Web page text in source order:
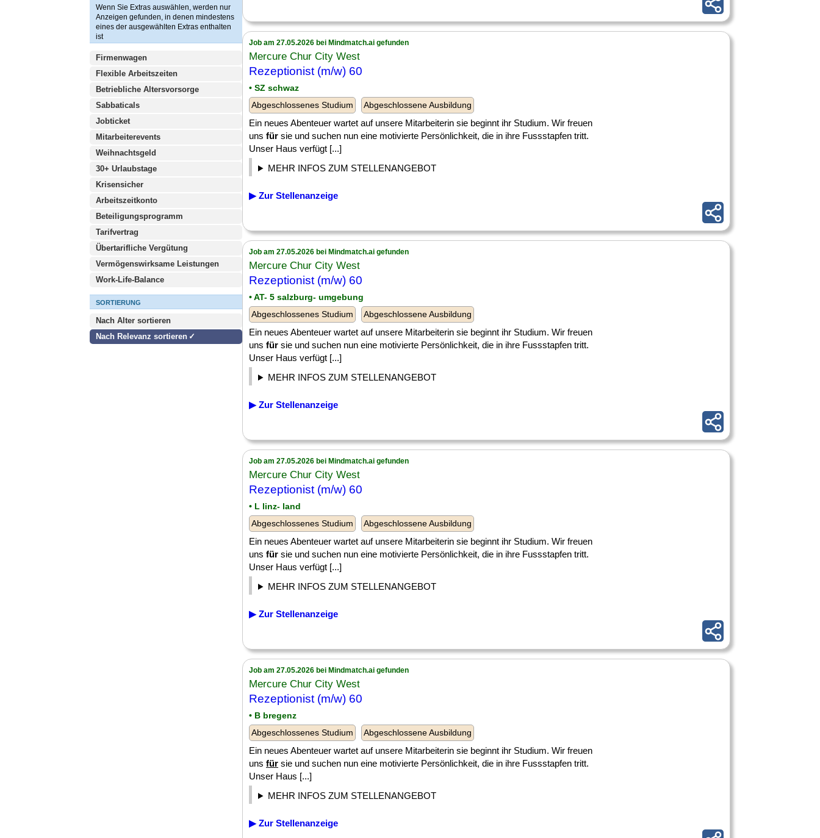
Wenn Sie Extras auswählen, werden nur
Anzeigen gefunden, in denen mindestens
eines der ausgewählten Extras enthalten
ist
Firmenwagen
Flexible Arbeitszeiten
Betriebliche Altersvorsorge
Sabbaticals
Jobticket
Mitarbeiterevents
Weihnachtsgeld
30+ Urlaubstage
Krisensicher
Arbeitszeitkonto
Beteiligungsprogramm
Tarifvertrag
Übertarifliche Vergütung
Vermögenswirksame Leistungen
Work-Life-Balance
SORTIERUNG
Nach Alter sortieren
Nach Relevanz sortieren
Job am 27.05.2026 bei Mindmatch.ai gefunden
Mercure Chur City West
Rezeptionist (m/w) 60
• SZ schwaz
Abgeschlossenes Studium
Abgeschlossene Ausbildung
Ein neues Abenteuer wartet auf unsere Mitarbeiterin sie beginnt ihr Studium. Wir freuen
uns für sie und suchen nun eine motivierte Persönlichkeit, die in ihre Fussstapfen tritt.
Unser Haus verfügt [...]
MEHR INFOS ZUM STELLENANGEBOT
▶ Zur Stellenanzeige
Job am 27.05.2026 bei Mindmatch.ai gefunden
Mercure Chur City West
Rezeptionist (m/w) 60
• AT- 5 salzburg- umgebung
Abgeschlossenes Studium
Abgeschlossene Ausbildung
Ein neues Abenteuer wartet auf unsere Mitarbeiterin sie beginnt ihr Studium. Wir freuen
uns für sie und suchen nun eine motivierte Persönlichkeit, die in ihre Fussstapfen tritt.
Unser Haus verfügt [...]
MEHR INFOS ZUM STELLENANGEBOT
▶ Zur Stellenanzeige
Job am 27.05.2026 bei Mindmatch.ai gefunden
Mercure Chur City West
Rezeptionist (m/w) 60
• L linz- land
Abgeschlossenes Studium
Abgeschlossene Ausbildung
Ein neues Abenteuer wartet auf unsere Mitarbeiterin sie beginnt ihr Studium. Wir freuen
uns für sie und suchen nun eine motivierte Persönlichkeit, die in ihre Fussstapfen tritt.
Unser Haus verfügt [...]
MEHR INFOS ZUM STELLENANGEBOT
▶ Zur Stellenanzeige
Job am 27.05.2026 bei Mindmatch.ai gefunden
Mercure Chur City West
Rezeptionist (m/w) 60
• B bregenz
Abgeschlossenes Studium
Abgeschlossene Ausbildung
Ein neues Abenteuer wartet auf unsere Mitarbeiterin sie beginnt ihr Studium. Wir freuen
uns für sie und suchen nun eine motivierte Persönlichkeit, die in ihre Fussstapfen tritt.
Unser Haus [...]
MEHR INFOS ZUM STELLENANGEBOT
▶ Zur Stellenanzeige